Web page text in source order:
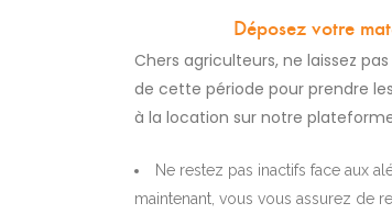
Déposez votre
Chers agriculteurs, ne laissez
de cette période pour prendre
à la location sur notre
Ne restez pas inactifs face aux
maintenant, vous vous assurez de